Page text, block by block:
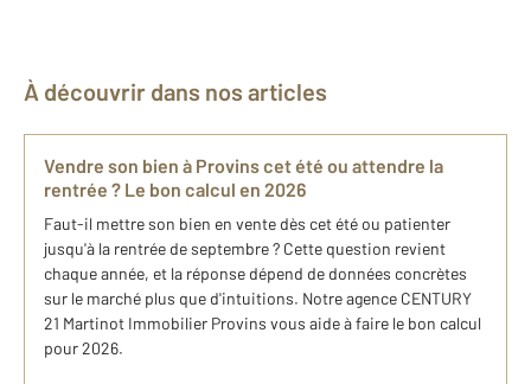
À découvrir dans nos articles
Vendre son bien à Provins cet été ou attendre la
rentrée ? Le bon calcul en 2026
Faut-il mettre son bien en vente dès cet été ou patienter
jusqu'à la rentrée de septembre ? Cette question revient
chaque année, et la réponse dépend de données concrètes
sur le marché plus que d'intuitions. Notre agence CENTURY
21 Martinot Immobilier Provins vous aide à faire le bon calcul
pour 2026.